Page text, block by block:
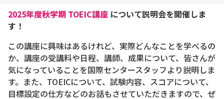
2025年度秋学期 TOEIC講座 について説明会を開催しま
す！
この講座に興味はあるけれど、実際どんなことを学べるの
か、講座の受講料や日程、講師、成果について、皆さんが
気になっていることを国際センタースタッフより説明しま
す。また、TOEICについて、試験内容、スコアについて、
目標設定の仕方などのお話もさせていただきますので、ぜ